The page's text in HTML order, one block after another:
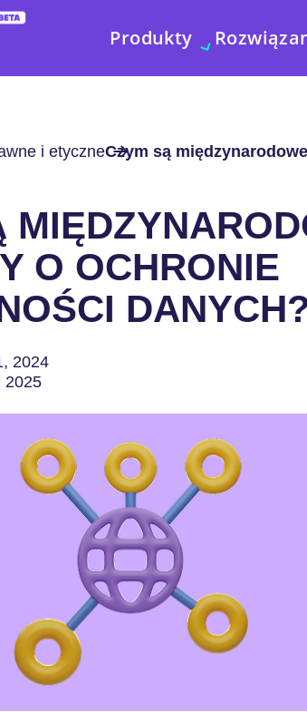
Produkty
i etyczneCzym są
O OCHRONIE
2024
2025